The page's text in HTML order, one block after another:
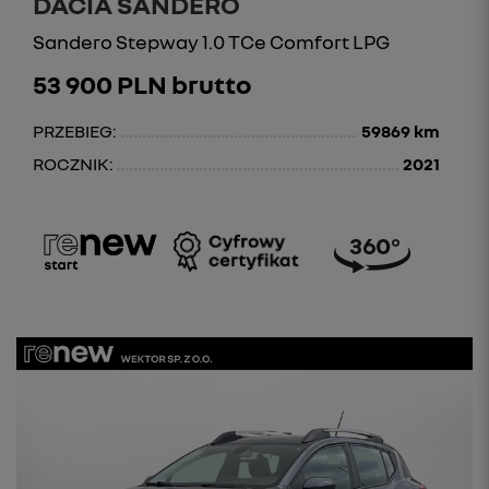
Sandero Stepway 1.0 TCe Comfort LPG
53 900 PLN brutto
PRZEBIEG:
59869 km
ROCZNIK:
2021